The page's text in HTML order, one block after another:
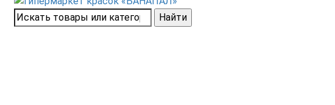
Найти